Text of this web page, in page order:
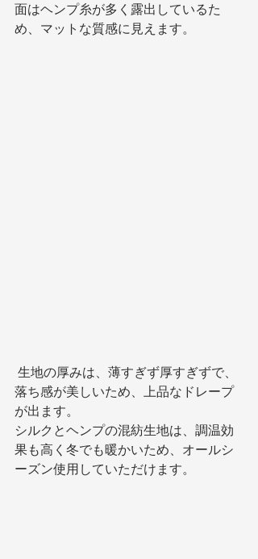
面はヘンプ糸が多く露出しているた
め、マットな質感に見えます。
落ち感が美しいため、上品なドレープ
が出ます。
シルクとヘンプの混紡生地は、調温効
果も高く冬でも暖かいため、オールシ
ーズン使用していただけます。